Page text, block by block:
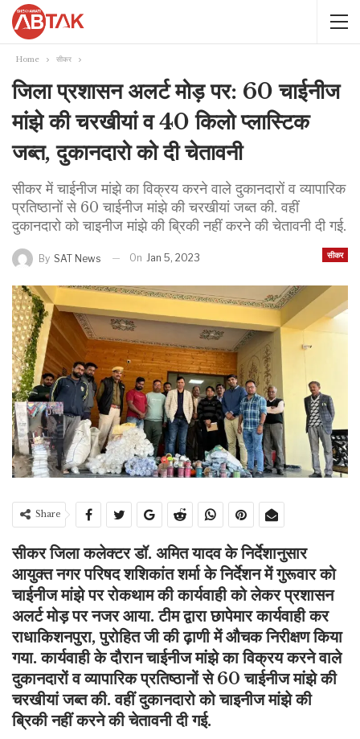
Home सीकर
जिला प्रशासन अलर्ट मोड़ पर: 60 चाईनीज
मांझे की चरखीयां व 40 किलो प्लास्टिक
जब्त, दुकानदारो को दी चेतावनी
सीकर में चाईनीज मांझे का विक्रय करने वाले दुकानदारों व व्यापारिक
प्रतिष्ठानों से 60 चाईनीज मांझे की चरखीयां जब्त की. वहीं
दुकानदारो को चाइनीज मांझे की ब्रिकी नहीं करने की चेतावनी दी गई.
सीकर
By SAT News On Jan 5, 2023
Share
सीकर जिला कलेक्टर डॉ. अमित यादव के निर्देशानुसार
आयुक्त नगर परिषद शशिकांत शर्मा के निर्देशन में गुरूवार को
चाईनीज मांझे पर रोकथाम की कार्यवाही को लेकर प्रशासन
अलर्ट मोड़ पर नजर आया. टीम द्वारा छापेमार कार्यवाही कर
राधाकिशनपुरा, पुरोहित जी की ढ़ाणी में औचक निरीक्षण किया
गया. कार्यवाही के दौरान चाईनीज मांझे का विक्रय करने वाले
दुकानदारों व व्यापारिक प्रतिष्ठानों से 60 चाईनीज मांझे की
चरखीयां जब्त की. वहीं दुकानदारो को चाइनीज मांझे की
ब्रिकी नहीं करने की चेतावनी दी गई.